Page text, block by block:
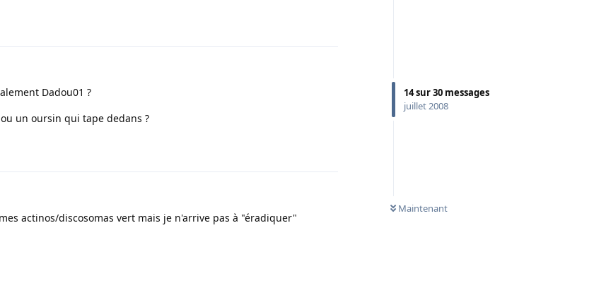
14sur30 messages
juillet 2008
Maintenant
Dadou01 ?
un oursin qui tape dedans ?
actinos/discosomas vert mais je n'arrive pas à "éradiquer"